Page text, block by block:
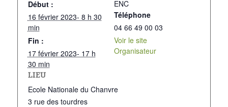
Début :
16 février 2023- 8 h 30
min
Fin :
17 février 2023- 17 h
30 min
LIEU
Ecole Nationale du Chanvre
3 rue des tourdres
ENC
Téléphone
04 66 49 00 03
Voir le site
Organisateur